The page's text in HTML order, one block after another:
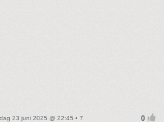
23 juni 2025 @ 22:45 • 7